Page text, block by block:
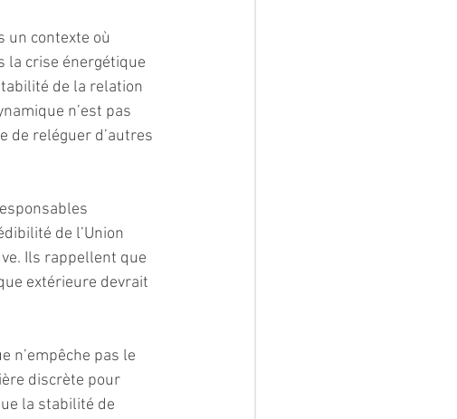
un contexte où
la crise énergétique
de la relation
n’est pas
de reléguer d’autres
de l’Union
Ils rappellent que
extérieure devrait
n’empêche pas le
discrète pour
la stabilité de